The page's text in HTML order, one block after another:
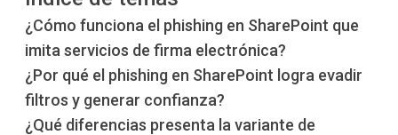
¿Cómo funciona el phishing en SharePoint que
imita servicios de firma electrónica?
¿Por qué el phishing en SharePoint logra evadir
filtros y generar confianza?
¿Qué diferencias presenta la variante de